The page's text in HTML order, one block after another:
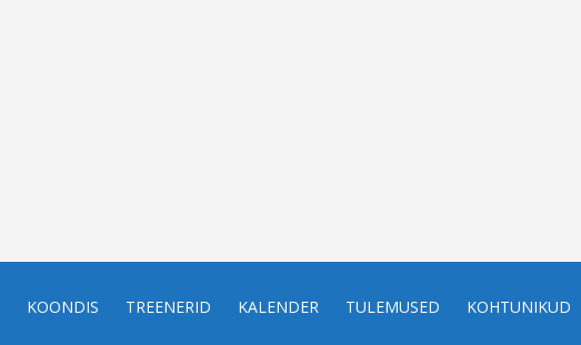
KOONDIS TREENERID KALENDER TULEMUSED KOHTUNIKUD